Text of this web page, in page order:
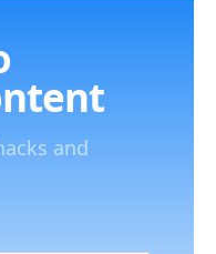
and